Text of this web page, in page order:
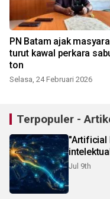
PN Batam ajak
turut kawal perkara
ton
Selasa, 24 Februari 2026
Terpopuler -
"Artificial
Jul 9th